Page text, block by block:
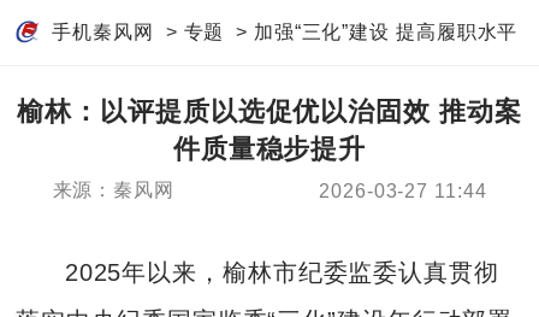
手机秦风网 > 专题 > 加强“三化”建设 提高履职水平
榆林：以评提质以选促优以治固效 推动案
件质量稳步提升
来源：秦风网 2026-03-27 11:44
2025年以来，榆林市纪委监委认真贯彻